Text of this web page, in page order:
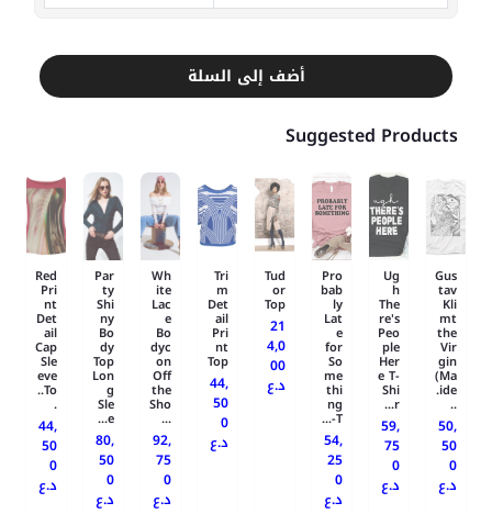
أضف إلى السلة
Suggested Products
Gus
tav
Kli
mt
the
Vir
gin
(Ma
ide.
..
50,
50
0
د.ع
Ug
h
The
re's
Peo
ple
Her
e T-
Shi
r...
59,
75
0
د.ع
Pro
bab
ly
Lat
e
for
So
me
thi
ng
T-...
54,
25
0
د.ع
Tud
or
Top
21
4,0
00
د.ع
Tri
m
Det
ail
Pri
nt
Top
44,
50
0
د.ع
Wh
ite
Lac
e
Bo
dyc
on
Off
the
Sho
...
92,
75
0
د.ع
Par
ty
Shi
ny
Bo
dy
Top
Lon
g
Sle
e...
80,
50
0
د.ع
Red
Pri
nt
Det
ail
Cap
Sle
eve
To..
.
44,
50
0
د.ع